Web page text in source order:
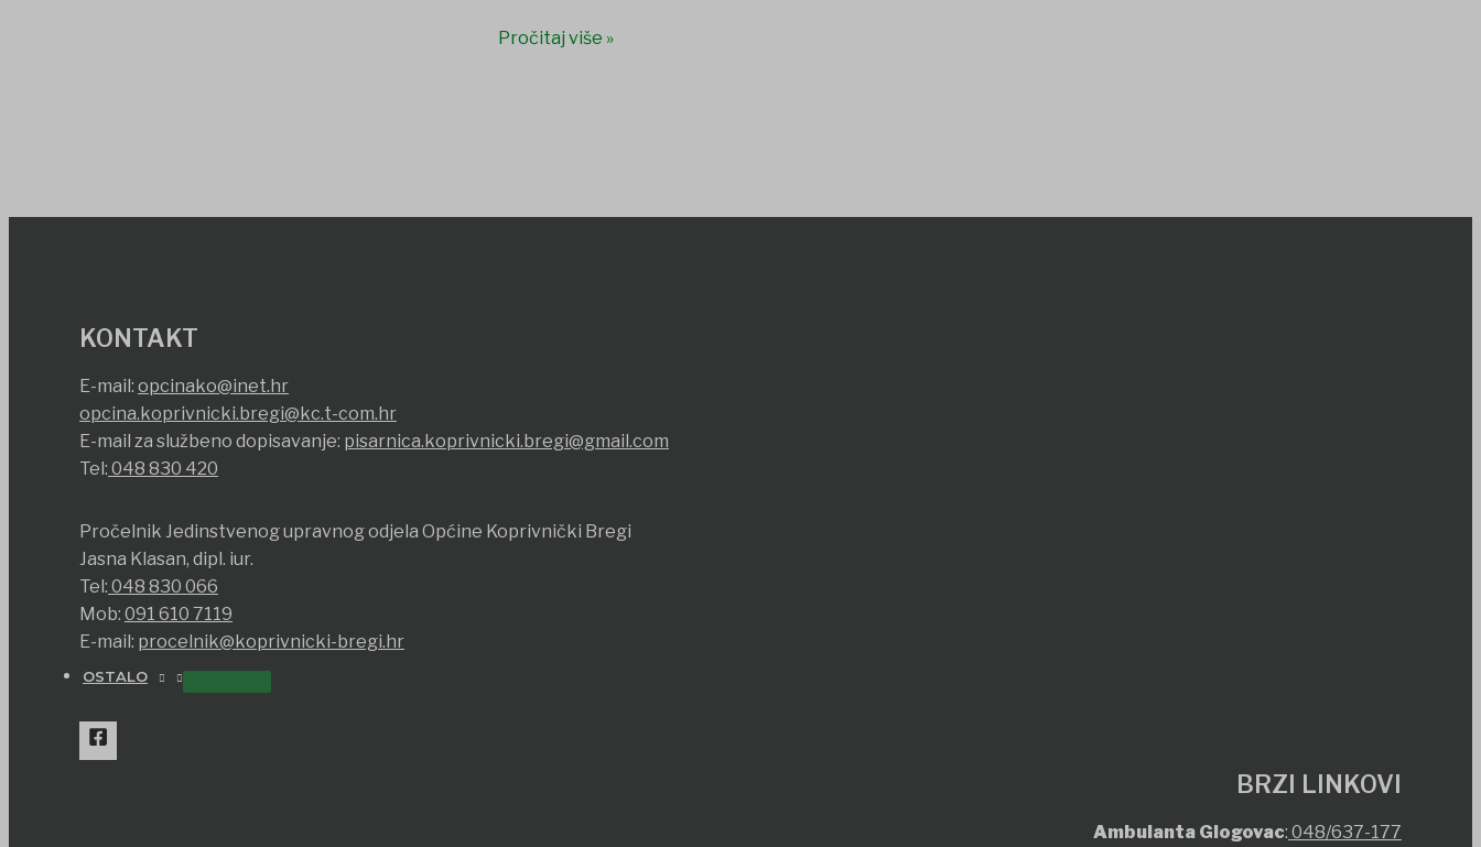
OSTALO
Pročitaj više »
KONTAKT
E-mail: opcinako@inet.hr
opcina.koprivnicki.bregi@kc.t-com.hr
E-mail za službeno dopisavanje: pisarnica.koprivnicki.bregi@gmail.com
Tel: 048 830 420
Pročelnik Jedinstvenog upravnog odjela Općine Koprivnički Bregi
Jasna Klasan, dipl. iur.
Tel: 048 830 066
Mob: 091 610 7119
E-mail: procelnik@koprivnicki-bregi.hr
BRZI LINKOVI
Ambulanta Glogovac: 048/637-177